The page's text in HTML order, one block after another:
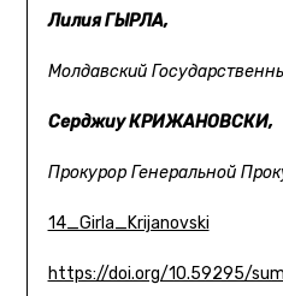
Лилия ГЫРЛА,
Молдавский
Серджиу КРИЖАНОВСКИ,
Прокурор Генеральной
14_Girla_Krijanovski
https://doi.org/10.59295/